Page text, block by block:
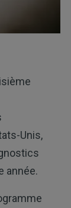
Unis,
année.